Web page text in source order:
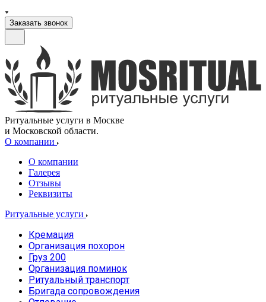
Заказать звонок
Ритуальные услуги в Москве
и Московской области.
О компании
О компании
Галерея
Отзывы
Реквизиты
Ритуальные услуги
Кремация
Организация похорон
Груз 200
Организация поминок
Ритуальный транспорт
Бригада сопровождения